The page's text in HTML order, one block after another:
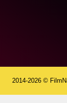
2014-2026 ©